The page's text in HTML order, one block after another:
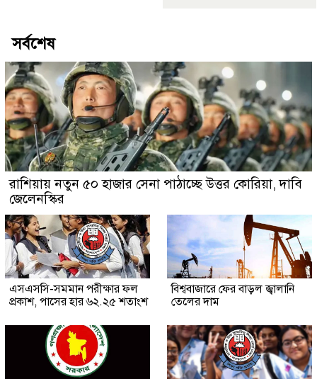
সর্বশেষ
রাশিয়ায় নতুন ৫০ হাজার সেনা পাঠাচ্ছে উত্তর কোরিয়া, দাবি
জেলেনস্কির
এসএসসি-সমমান পরীক্ষার ফল
প্রকাশ, পাসের হার ৬২.২৫ শতাংশ
বিশ্ববাজারে ফের বাড়ল জ্বালানি
তেলের দাম